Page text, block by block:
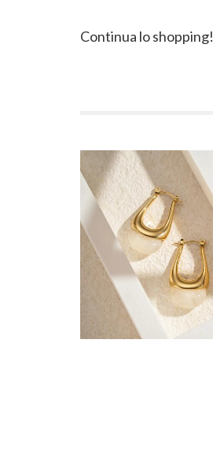
Continua lo shopping!